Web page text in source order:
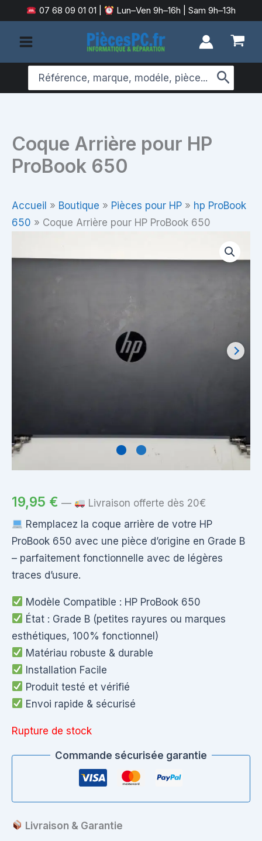
au
contenu
07 68 09 01 01 Lun–Ven 9h–16h | Sam 9h–13h
Search
for:
Coque Arrière pour HP
ProBook 650
Accueil » Boutique » Pièces pour HP » hp ProBook
650 » Coque Arrière pour HP ProBook 650
19,95 € —
Livraison offerte dès 20€
Remplacez la coque arrière de votre HP
ProBook 650 avec une pièce d’origine en Grade B
– parfaitement fonctionnelle avec de légères
traces d’usure.
Modèle Compatible : HP ProBook 650
État : Grade B (petites rayures ou marques
esthétiques, 100% fonctionnel)
Matériau robuste & durable
Installation Facile
Produit testé et vérifié
Envoi rapide & sécurisé
Rupture de stock
Commande sécurisée garantie
Livraison & Garantie